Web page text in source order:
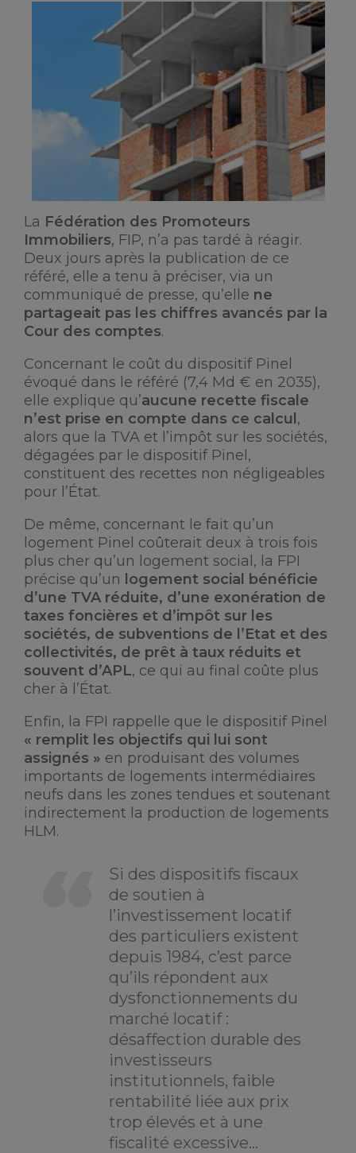
La Fédération des Promoteurs
Immobiliers, FIP, n’a pas tardé à réagir.
Deux jours après la publication de ce
référé, elle a tenu à préciser, via un
communiqué de presse, qu’elle ne
partageait pas les chiffres avancés par la
Cour des comptes.
Concernant le coût du dispositif Pinel
évoqué dans le référé (7,4 Md € en 2035),
elle explique qu’aucune recette fiscale
n’est prise en compte dans ce calcul,
alors que la TVA et l’impôt sur les sociétés,
dégagées par le dispositif Pinel,
constituent des recettes non négligeables
pour l’État.
De même, concernant le fait qu’un
logement Pinel coûterait deux à trois fois
plus cher qu’un logement social, la FPI
précise qu’un logement social bénéficie
d’une TVA réduite, d’une exonération de
taxes foncières et d’impôt sur les
sociétés, de subventions de l’Etat et des
collectivités, de prêt à taux réduits et
souvent d’APL, ce qui au final coûte plus
cher à l’État.
Enfin, la FPI rappelle que le dispositif Pinel
« remplit les objectifs qui lui sont
assignés » en produisant des volumes
importants de logements intermédiaires
neufs dans les zones tendues et soutenant
indirectement la production de logements
HLM.
Si des dispositifs fiscaux
de soutien à
l’investissement locatif
des particuliers existent
depuis 1984, c’est parce
qu’ils répondent aux
dysfonctionnements du
marché locatif :
désaffection durable des
investisseurs
institutionnels, faible
rentabilité liée aux prix
trop élevés et à une
fiscalité excessive…